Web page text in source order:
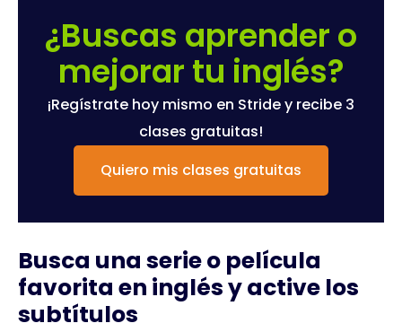
¿Buscas aprender o
mejorar tu inglés?
¡Regístrate hoy mismo en Stride y recibe 3
clases gratuitas!
Quiero mis clases gratuitas
Busca una serie o película
favorita en inglés y active los
subtítulos